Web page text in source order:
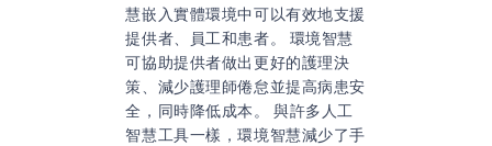
慧嵌入實體環境中可以有效地支援
提供者、員工和患者。 環境智慧
可協助提供者做出更好的護理決
策、減少護理師倦怠並提高病患安
全，同時降低成本。 與許多人工
智慧工具一樣，環境智慧減少了手